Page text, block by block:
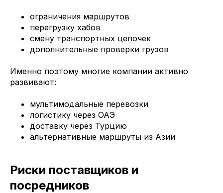
ограничения маршрутов
перегрузку хабов
смену транспортных цепочек
дополнительные проверки грузов
Именно поэтому многие компании активно
развивают:
мультимодальные перевозки
логистику через ОАЭ
доставку через Турцию
альтернативные маршруты из Азии
Риски поставщиков и
посредников